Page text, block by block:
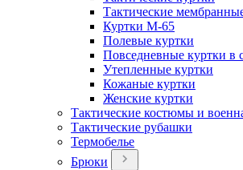
Тактические
Куртки М-65
Полевые куртки
Повседневные куртки в
Утепленные куртки
Кожаные куртки
Женские куртки
Тактические костюмы и
Тактические рубашки
Термобелье
Брюки